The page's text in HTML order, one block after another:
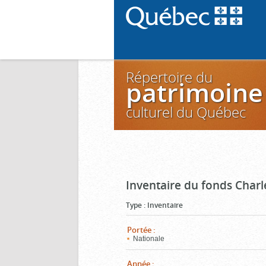
Répertoire du
patrimoine
culturel du Québec
Inventaire du fonds
Type : Inventaire
Portée :
Nationale